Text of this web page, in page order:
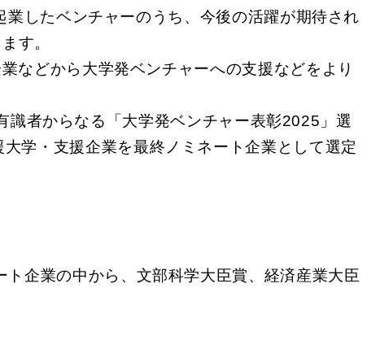
したベンチャーのうち、今後の活躍が期待され
す。
などから大学発ベンチャーへの支援などをより
者からなる「大学発ベンチャー表彰2025」選
学・支援企業を最終ノミネート企業として選定
企業の中から、文部科学大臣賞、経済産業大臣